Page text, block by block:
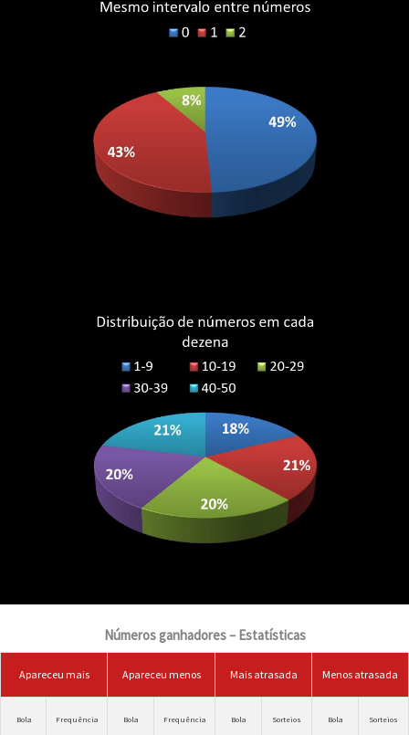
Números ganhadores – Estatísticas
Apareceu mais Apareceu menos Mais atrasada Menos atrasada
Bola Frequência Bola Frequência Bola Sorteios Bola Sorteios